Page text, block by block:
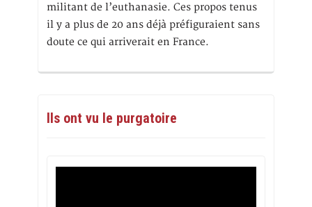
militant de l’euthanasie. Ces propos tenus
il y a plus de 20 ans déjà préfiguraient sans
doute ce qui arriverait en France.
Ils ont vu le purgatoire